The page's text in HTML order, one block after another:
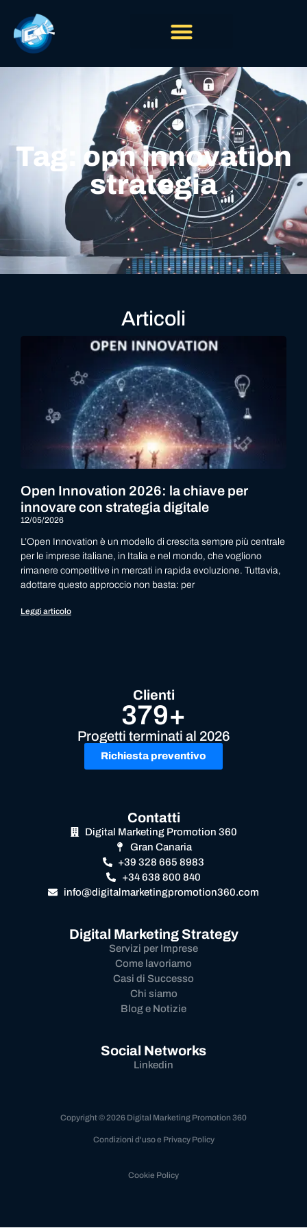
Tag: opn innovation
strategia
Articoli
Open Innovation 2026: la chiave per
innovare con strategia digitale
12/05/2026
L’Open Innovation è un modello di crescita sempre più centrale
per le imprese italiane, in Italia e nel mondo, che vogliono
rimanere competitive in mercati in rapida evoluzione. Tuttavia,
adottare questo approccio non basta: per
Leggi articolo
Clienti
379+
Progetti terminati al 2026
Richiesta preventivo
Contatti
Digital Marketing Promotion 360
Gran Canaria
+39 328 665 8983
+34 638 800 840
info@digitalmarketingpromotion360.com
Digital Marketing Strategy
Servizi per Imprese
Come lavoriamo
Casi di Successo
Chi siamo
Blog e Notizie
Social Networks
Linkedin
Copyright © 2026 Digital Marketing Promotion 360
Condizioni d'uso e Privacy Policy
Cookie Policy